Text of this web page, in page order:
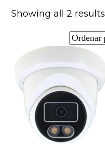
Showing all 2 results